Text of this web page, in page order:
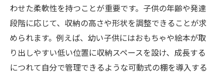
わせた柔軟性を持つことが重要です。子供の年齢や発達
段階に応じて、収納の高さや形状を調整できることが求
められます。例えば、幼い子供にはおもちゃや絵本が取
り出しやすい低い位置に収納スペースを設け、成長する
につれて自分で管理できるような可動式の棚を導入する